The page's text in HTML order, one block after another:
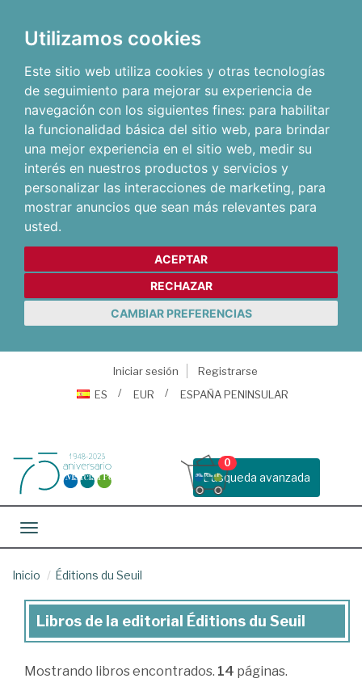
Utilizamos cookies
Este sitio web utiliza cookies y otras tecnologías
de seguimiento para mejorar su experiencia de
navegación con los siguientes fines: para habilitar
la funcionalidad básica del sitio web, para brindar
una mejor experiencia en el sitio web, medir su
interés en nuestros productos y servicios y
personalizar las interacciones de marketing, para
mostrar anuncios que sean más relevantes para
usted.
ACEPTAR
RECHAZAR
CAMBIAR PREFERENCIAS
Iniciar sesión
Registrarse
ES
EUR ESPAÑA PENINSULAR
Busqueda avanzada
0
Toggle navigation
Inicio Éditions du Seuil
Libros
la
Libros de la editorial Éditions du Seuil
Mostrando libros encontrados. 14 páginas.